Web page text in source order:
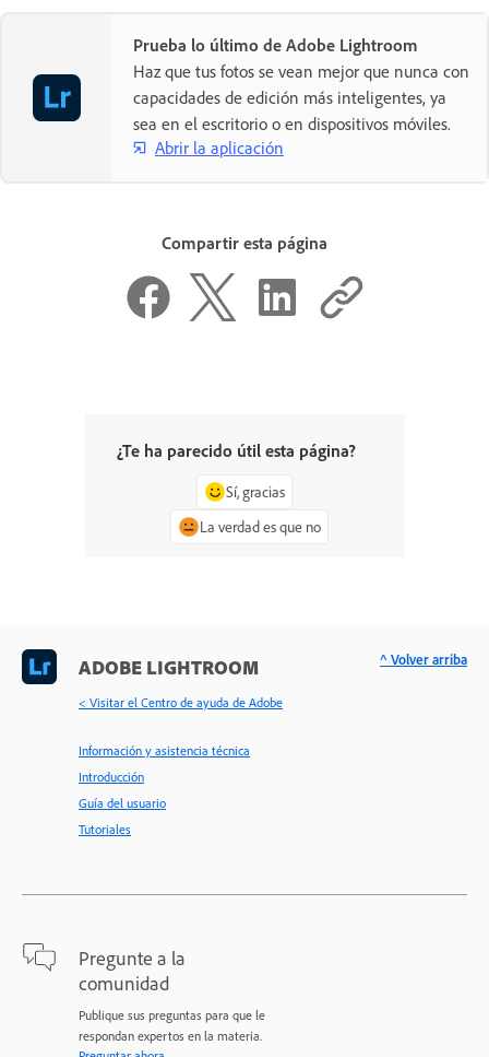
Prueba lo último de Adobe Lightroom
Haz que tus fotos se vean mejor que nunca con
capacidades de edición más inteligentes, ya
sea en el escritorio o en dispositivos móviles.
Abrir la aplicación
Compartir esta página
¿Te ha parecido útil esta página?
Sí, gracias
La verdad es que no
ADOBE LIGHTROOM
< Visitar el Centro de ayuda de Adobe
Información y asistencia técnica
Introducción
Guía del usuario
Tutoriales
Pregunte a la
comunidad
Publique sus preguntas para que le
respondan expertos en la materia.
^ Volver arriba